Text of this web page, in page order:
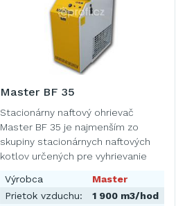
Master BF 35
Stacionárny naftový ohrievač
Master BF 35 je najmenším zo
skupiny stacionárnych naftových
kotlov určených pre vyhrievanie
Výrobca
Master
Prietok vzduchu:
1 900 m3/hod